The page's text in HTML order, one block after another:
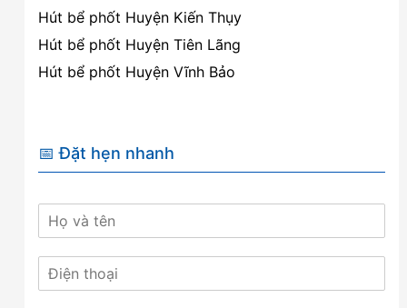
Hút bể phốt Huyện Kiến Thụy
Hút bể phốt Huyện Tiên Lãng
Hút bể phốt Huyện Vĩnh Bảo
📅 Đặt hẹn nhanh